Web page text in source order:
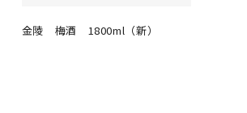
金陵 梅酒 1800ml（新）